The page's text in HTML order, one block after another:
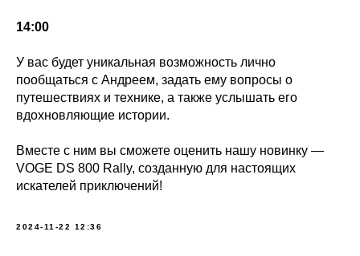
14:00
У вас будет уникальная возможность лично
пообщаться с Андреем, задать ему вопросы о
путешествиях и технике, а также услышать его
вдохновляющие истории.
Вместе с ним вы сможете оценить нашу новинку —
VOGE DS 800 Rally, созданную для настоящих
искателей приключений!
2024-11-22 12:36